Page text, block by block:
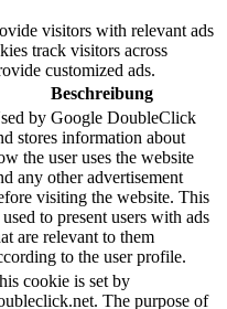
visitors with relevant ads
track visitors across
customized ads.
Beschreibung
by Google DoubleClick
stores information about
the user uses the website
any other advertisement
visiting the website. This
used to present users with ads
are relevant to them
to the user profile.
cookie is set by
The purpose of